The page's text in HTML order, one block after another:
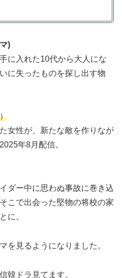
)
に入れた10代から大人にな
に失ったものを探し出す物
女性が、新たな敵を作りなが
年8月配信。
ダー中に思わぬ事故に巻き込
こで出会った堅物の将校の家
に。
を見るようになりました。
韓ドラ見てます。